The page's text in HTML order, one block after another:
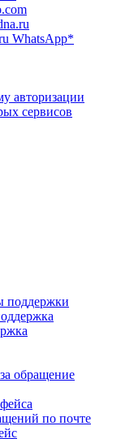
WhatsApp*
авторизации
сервисов
поддержки
обращение
по почте